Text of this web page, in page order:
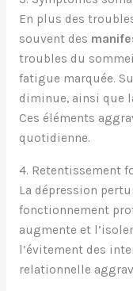
En plus des
souvent des
troubles du
fatigue marquée.
diminue, ainsi que
Ces éléments
quotidienne.
4. Retentissement
La dépression
fonctionnement
augmente et
l’évitement des
relationnelle